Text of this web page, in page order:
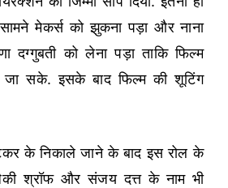
मेकर्स को झुकना पड़ा और नाना
दग्गुबती को लेना पड़ा ताकि फिल्म
जा सके. इसके बाद फिल्म की शूटिंग
के निकाले जाने के बाद इस रोल के
श्रॉफ और संजय दत्त के नाम भी